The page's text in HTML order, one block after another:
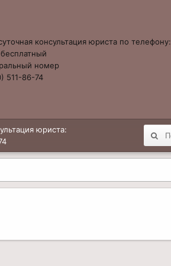
консультация юриста по телефону:
номер
511-86-74
юриста: